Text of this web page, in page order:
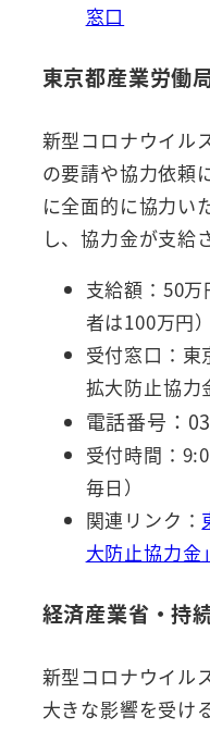
窓口
東京都産業労働
新型コロナウイル
の要請や協力依頼
に全面的に協力い
し、協力金が支給
支給額：50
者は100万円）
受付窓口：東
拡大防止協力
電話番号：
受付時間：
毎日）
関連リンク：
大防止協力金
経済産業省・持
新型コロナウイル
大きな影響を受け